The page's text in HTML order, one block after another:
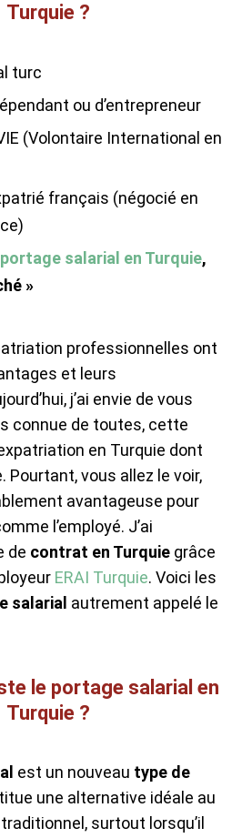
Turquie ?
turc
ou d’entrepreneur
(Volontaire International en
français (négocié en
portage salarial en Turquie,
»
professionnelles ont
et leurs
j’ai envie de vous
connue de toutes, cette
en Turquie dont
Pourtant, vous allez le voir,
avantageuse pour
l’employé. J’ai
de contrat en Turquie grâce
ERAI Turquie. Voici les
salarial autrement appelé le
le portage salarial en
Turquie ?
est un nouveau type de
une alternative idéale au
surtout lorsqu’il